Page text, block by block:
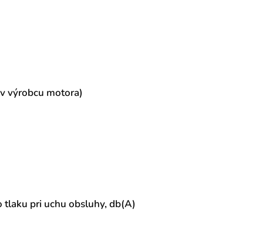
výrobcu motora)
tlaku pri uchu obsluhy, db(A)